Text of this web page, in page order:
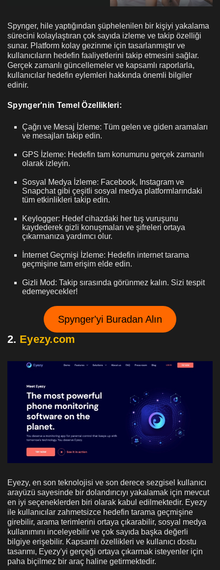
Spynger, hile yaptığından şüphelenilen bir kişiyi yakalama
sürecini kolaylaştıran çok sayıda izleme ve takip özelliği
sunar. Platform kolay gezinme için tasarlanmıştır ve
kullanıcıların hedefin faaliyetlerini takip etmesini sağlar.
Gerçek zamanlı güncellemeler ve kapsamlı raporlarla,
kullanıcılar hedefin eylemleri hakkında önemli bilgiler
edinir.
Spynger'nin Temel Özellikleri:
Çağrı ve Mesaj İzleme: Tüm gelen ve giden aramaları
ve mesajları takip edin.
GPS İzleme: Hedefin tam konumunu gerçek zamanlı
olarak izleyin.
Sosyal Medya İzleme: Facebook, Instagram ve
Snapchat gibi çeşitli sosyal medya platformlarındaki
tüm etkinlikleri takip edin.
Keylogger: Hedef cihazdaki her tuş vuruşunu
kaydederek gizli konuşmaları ve şifreleri ortaya
çıkarmanıza yardımcı olur.
İnternet Geçmişi İzleme: Hedefin internet tarama
geçmişine tam erişim elde edin.
Gizli Mod: Takip sırasında görünmez kalın. Sizi tespit
edemeyecekler!
Spynger'yi Buradan Alın
2. Eyezy.com
Eyezy, en son teknolojisi ve son derece sezgisel kullanıcı
arayüzü sayesinde bir dolandırıcıyı yakalamak için mevcut
en iyi seçeneklerden biri olarak kabul edilmektedir. Eyezy
ile kullanıcılar zahmetsizce hedefin tarama geçmişine
girebilir, arama terimlerini ortaya çıkarabilir, sosyal medya
kullanımını inceleyebilir ve çok sayıda başka değerli
bilgiye erişebilir. Kapsamlı özellikleri ve kullanıcı dostu
tasarımı, Eyezy'yi gerçeği ortaya çıkarmak isteyenler için
paha biçilmez bir araç haline getirmektedir.